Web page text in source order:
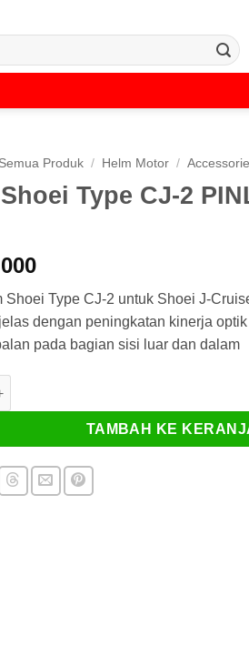
Semua Produk / Helm Motor /
Type CJ-2
Shoei Type CJ-2 untuk Shoei J-
dengan peningkatan kinerja
pada bagian sisi luar dan dalam
Shoei Type CJ-2 PINLOCK® Ready
TAMBAH KE